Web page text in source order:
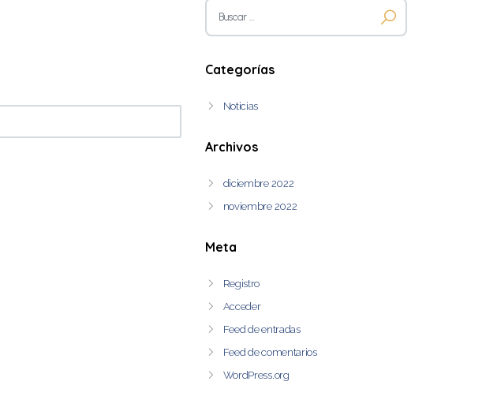
Buscar:
Categorías
Noticias
Archivos
diciembre 2022
noviembre 2022
Meta
Registro
Acceder
Feed de entradas
Feed de comentarios
WordPress.org